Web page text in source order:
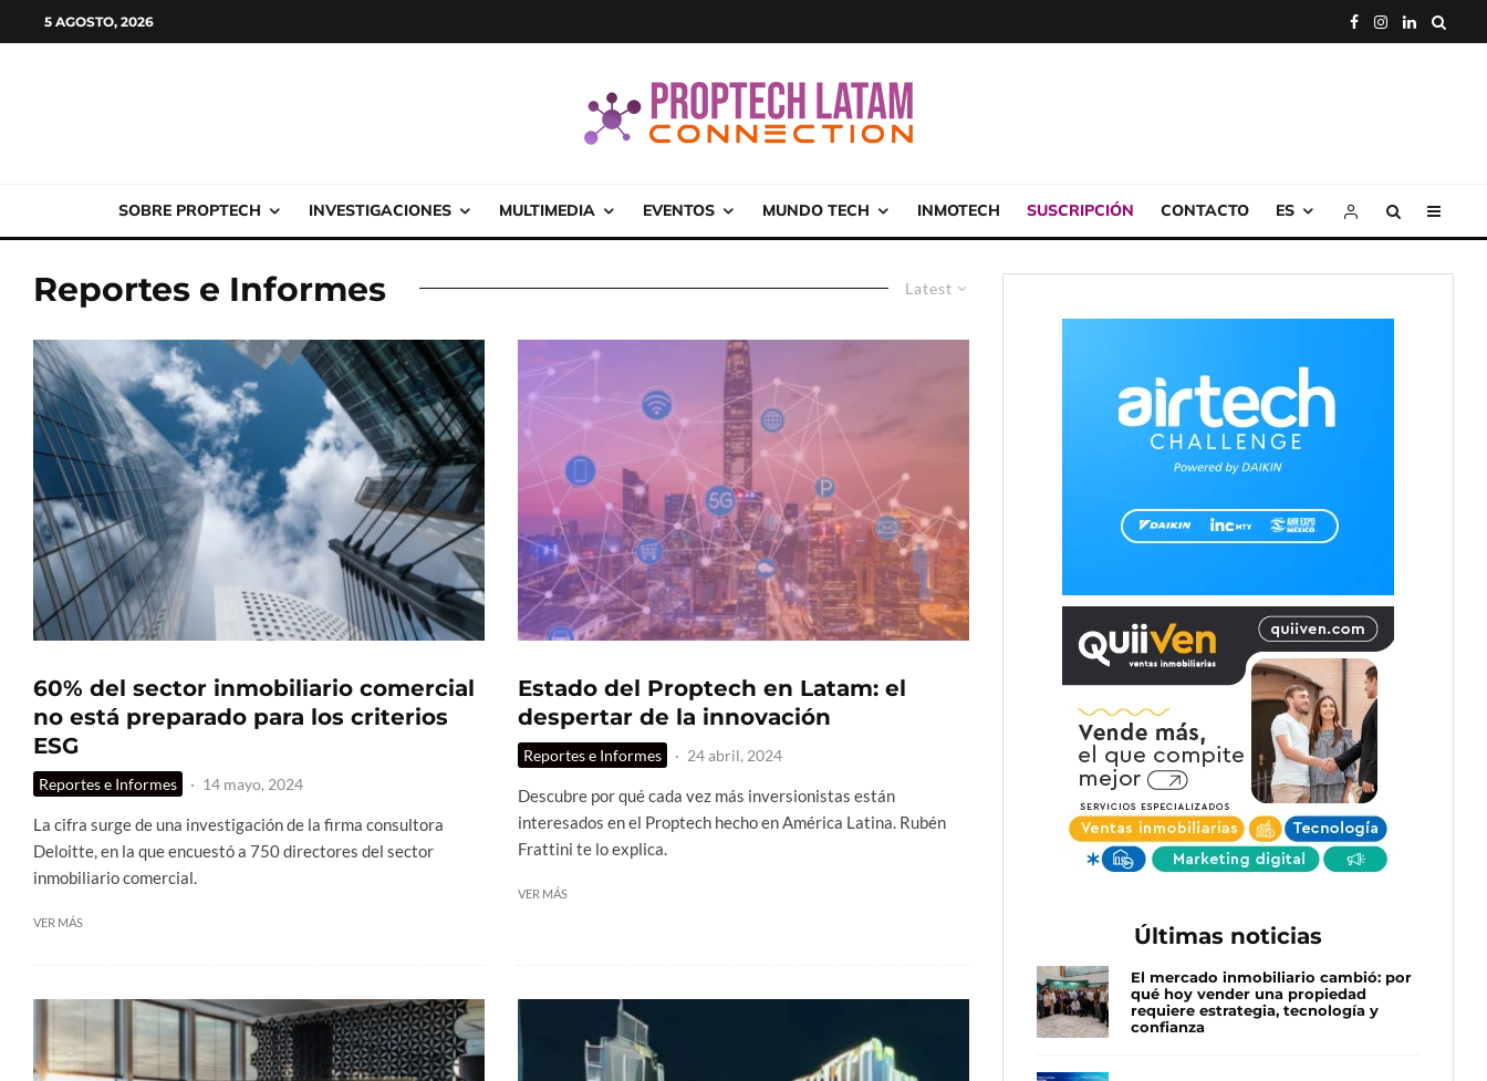
5 AGOSTO, 2026
SOBRE PROPTECH INVESTIGACIONES MULTIMEDIA EVENTOS MUNDO TECH INMOTECH SUSCRIPCIÓN CONTACTO ES
Latest
Reportes e Informes
60% del sector inmobiliario comercial
no está preparado para los criterios
ESG
Reportes e Informes · 14 mayo, 2024
La cifra surge de una investigación de la firma consultora
Deloitte, en la que encuestó a 750 directores del sector
inmobiliario comercial.
VER MÁS
Estado del Proptech en Latam: el
despertar de la innovación
Reportes e Informes · 24 abril, 2024
Descubre por qué cada vez más inversionistas están
interesados en el Proptech hecho en América Latina. Rubén
Frattini te lo explica.
VER MÁS
Últimas noticias
El mercado inmobiliario cambió: por
qué hoy vender una propiedad
requiere estrategia, tecnología y
confianza